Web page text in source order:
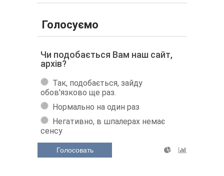
Голосуємо
Чи подобається Вам наш сайт,
архів?
Так, подобається, зайду
обов'язково ще раз.
Нормально на один раз
Негативно, в шпалерах немає
сенсу
Голосовать